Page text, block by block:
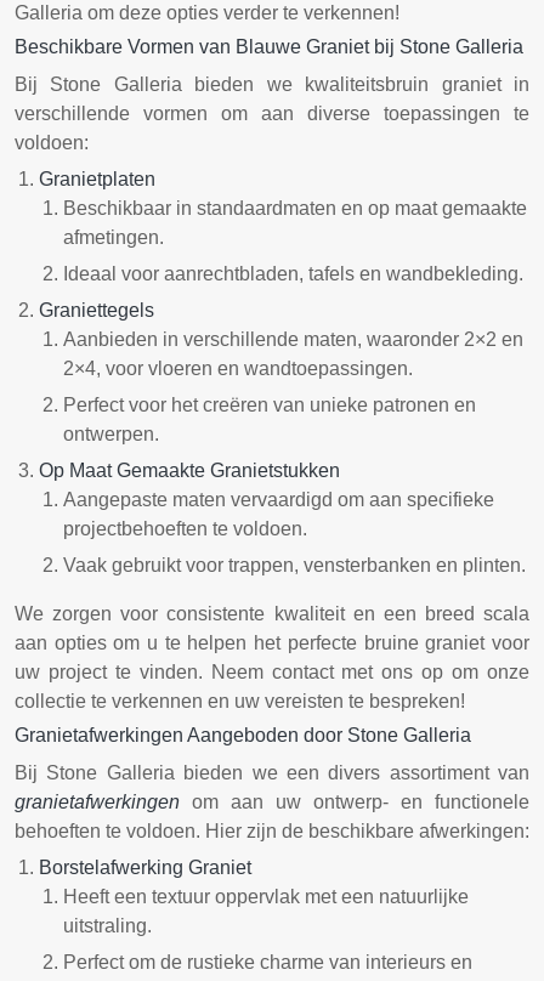
Galleria om deze opties verder te verkennen!
Beschikbare Vormen van Blauwe Graniet bij Stone Galleria
Bij Stone Galleria bieden we kwaliteitsbruin graniet in
verschillende vormen om aan diverse toepassingen te
voldoen:
Granietplaten
Beschikbaar in standaardmaten en op maat gemaakte
afmetingen.
Ideaal voor aanrechtbladen, tafels en wandbekleding.
Graniettegels
Aanbieden in verschillende maten, waaronder 2×2 en
2×4, voor vloeren en wandtoepassingen.
Perfect voor het creëren van unieke patronen en
ontwerpen.
Op Maat Gemaakte Granietstukken
Aangepaste maten vervaardigd om aan specifieke
projectbehoeften te voldoen.
Vaak gebruikt voor trappen, vensterbanken en plinten.
We zorgen voor consistente kwaliteit en een breed scala
aan opties om u te helpen het perfecte bruine graniet voor
uw project te vinden. Neem contact met ons op om onze
collectie te verkennen en uw vereisten te bespreken!
Granietafwerkingen Aangeboden door Stone Galleria
Bij Stone Galleria bieden we een divers assortiment van
granietafwerkingen om aan uw ontwerp- en functionele
behoeften te voldoen. Hier zijn de beschikbare afwerkingen:
Borstelafwerking Graniet
Heeft een textuur oppervlak met een natuurlijke
uitstraling.
Perfect om de rustieke charme van interieurs en